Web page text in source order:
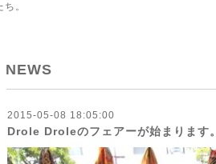
。
NEWS
2015-05-08 18:05:00
Drole Droleのフェアーが始まります。